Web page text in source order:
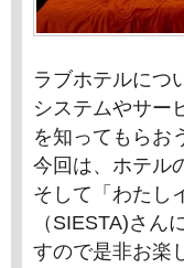
ラブホテルにつ
システムやサー
を知ってもらお
今回は、ホテル
そして「わたし
（SIESTA)さ
すので是非お楽